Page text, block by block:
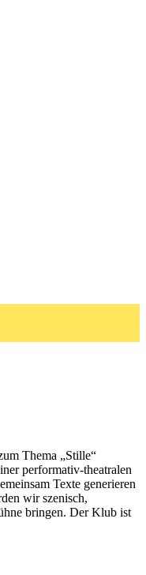
Thema „Stille“
performativ-theatralen
Texte generieren
wir szenisch,
bringen. Der Klub ist